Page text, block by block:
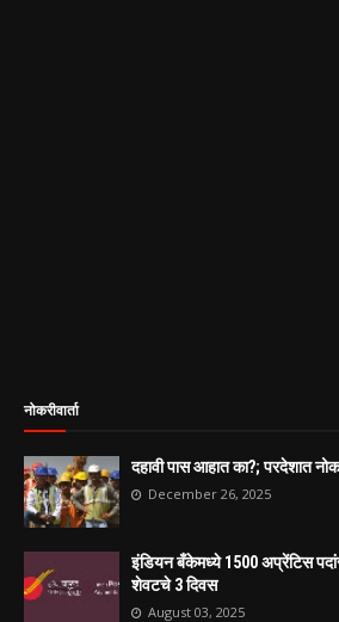
नोकरीवार्ता
दहावी पास आहात का?; परदेशात
December 26, 2025
इंडियन बँकेमध्ये 1500 अप्रेंटिस
शेवटचे 3 दिवस
August 03, 2025